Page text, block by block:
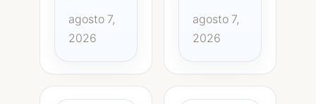
agosto 7,
2026
agosto 7,
2026